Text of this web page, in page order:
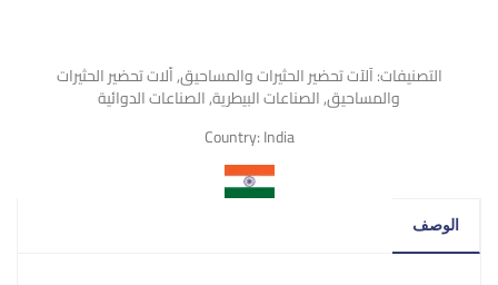
التصنيفات:آلآت تحضير الحثيرات والمساحيق,اّلات تحضير الحثيرات
والمساحيق,الصناعات البيطرية,الصناعات الدوائية
Country:India
الوصف